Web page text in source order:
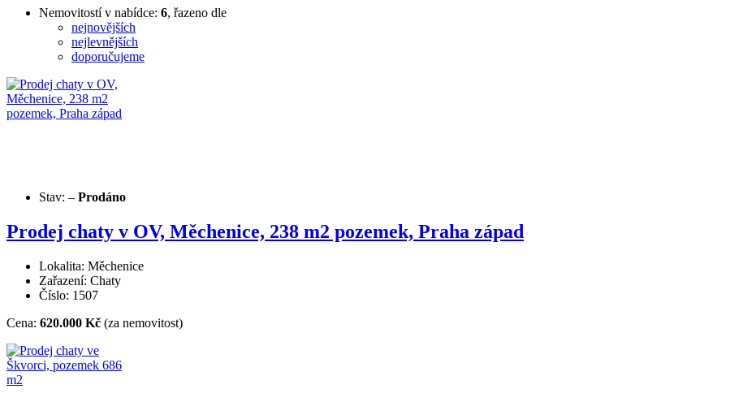
Nemovitostí v nabídce: 6, řazeno dle
nejnovějších
nejlevnějších
doporučujeme
Stav: – Prodáno
Prodej chaty v OV, Měchenice, 238 m2 pozemek, Praha západ
Lokalita: Měchenice
Zařazení: Chaty
Číslo: 1507
Cena: 620.000 Kč (za nemovitost)